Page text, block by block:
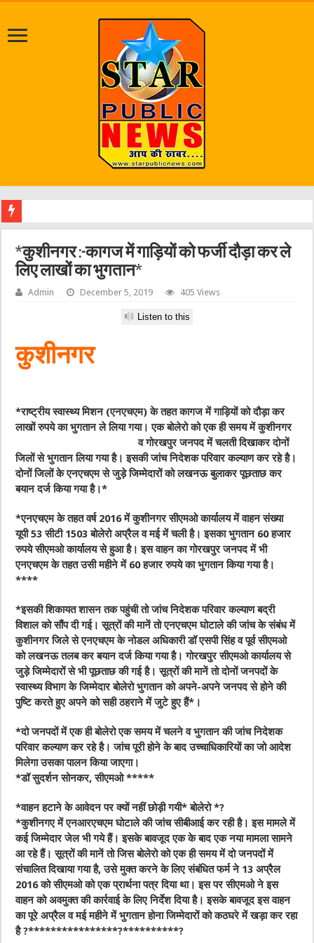
*कुशीनगर :-कागज में गाड़ियों को फर्जी दौड़ा कर ले
लिए लाखों का भुगतान*
Admin December 5, 2019 405 Views
Listen to this
कुशीनगर
*राष्ट्रीय स्वास्थ्य मिशन (एनएचएम) के तहत कागज में गाड़ियों को दौड़ा कर
लाखों रुपये का भुगतान ले लिया गया। एक बोलेरो को एक ही समय में कुशीनगर
वगोरखपुर जनपद में चलती दिखाकर दोनों
जिलों से भुगतान लिया गया है। इसकी जांच निदेशक परिवार कल्याण कर रहे है।
दोनों जिलों के एनएचएम से जुड़े जिम्मेदारों को लखनऊ बुलाकर पूछताछ कर
बयान दर्ज किया गया है।*
*एनएचएम के तहत वर्ष 2016 में कुशीनगर सीएमओ कार्यालय में वाहन संख्या
यूपी 53 सीटी 1503 बोलेरो अप्रैल व मई में चली है। इसका भुगतान 60 हजार
रुपये सीएमओ कार्यालय से हुआ है। इस वाहन का गोरखपुर जनपद में भी
एनएचएम के तहत उसी महीने में 60 हजार रुपये का भुगतान किया गया है।
****
*इसकी शिकायत शासन तक पहुंची तो जांच निदेशक परिवार कल्याण बद्री
विशाल को सौंप दी गई। सूत्रों की मानें तो एनएचएम घोटाले की जांच के संबंध में
कुशीनगर जिले से एनएचएम के नोडल अधिकारी डॉ एसपी सिंह व पूर्व सीएमओ
को लखनऊ तलब कर बयान दर्ज किया गया है। गोरखपुर सीएमओ कार्यालय से
जुड़े जिम्मेदारों से भी पूछताछ की गई है। सूत्रों की मानें तो दोनों जनपदों के
स्वास्थ्य विभाग के जिम्मेदार बोलेरो भुगतान को अपने-अपने जनपद से होने की
पुष्टि करते हुए अपने को सही ठहराने में जुटे हुए हैं*।
*दो जनपदों में एक ही बोलेरो एक समय में चलने व भुगतान की जांच निदेशक
परिवार कल्याण कर रहे है। जांच पूरी होने के बाद उच्चाधिकारियों का जो आदेश
मिलेगा उसका पालन किया जाएगा।
*डॉ सुदर्शन सोनकर, सीएमओ *****
*वाहन हटाने के आवेदन पर क्यों नहीं छोड़ी गयी* बोलेरो *?
*कुशीनगए में एनआरएचएम घोटाले की जांच सीबीआई कर रही है। इस मामले में
कई जिम्मेदार जेल भी गये हैं। इसके बावजूद एक के बाद एक नया मामला सामने
आ रहे हैं। सूत्रों की मानें तो जिस बोलेरो को एक ही समय में दो जनपदों में
संचालित दिखाया गया है, उसे मुक्त करने के लिए संबंधित फर्म ने 13 अप्रैल
2016 को सीएमओ को एक प्रार्थना पत्र दिया था। इस पर सीएमओ ने इस
वाहन को अवमुक्त की कार्रवाई के लिए निर्देश दिया है। इसके बावजूद इस वाहन
का पूरे अप्रैल व मई महीने में भुगतान होना जिम्मेदारों को कठघरे में खड़ा कर रहा
है ?****************?**********?